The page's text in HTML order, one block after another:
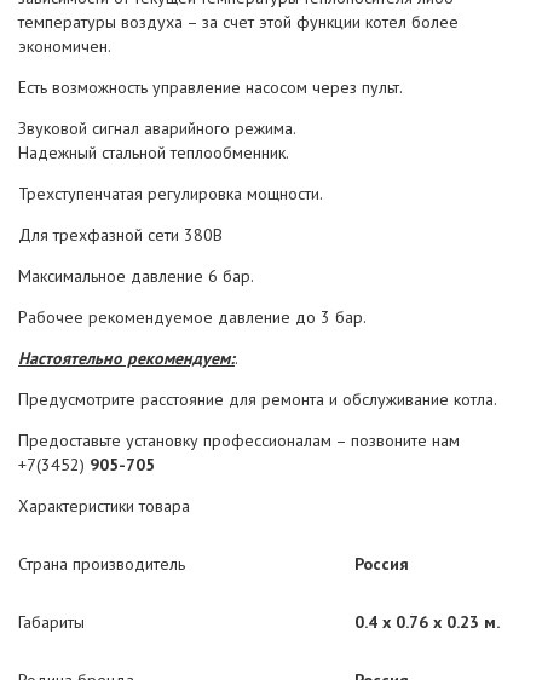
температуры воздуха – за счет этой функции котел более
экономичен.
Есть возможность управление насосом через пульт.
Звуковой сигнал аварийного режима.
Надежный стальной теплообменник.
Трехступенчатая регулировка мощности.
Для трехфазной сети 380В
Максимальное давление 6 бар.
Рабочее рекомендуемое давление до 3 бар.
Настоятельно рекомендуем:.
Предусмотрите расстояние для ремонта и обслуживание котла.
Предоставьте установку профессионалам – позвоните нам
+7(3452) 905-705
Характеристики товара
Страна производитель Россия
Габариты 0.4 x 0.76 x 0.23 м.